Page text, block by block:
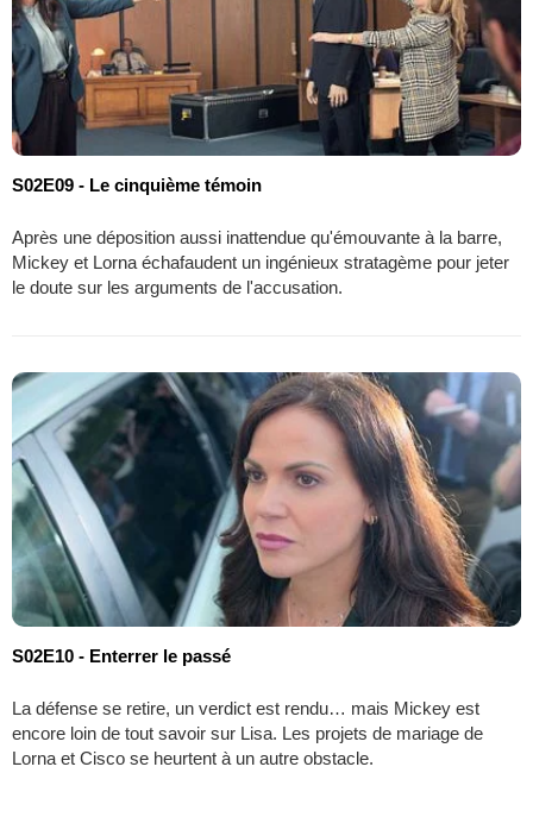
S02E09 - Le cinquième témoin
Après une déposition aussi inattendue qu'émouvante à la barre,
Mickey et Lorna échafaudent un ingénieux stratagème pour jeter
le doute sur les arguments de l'accusation.
S02E10 - Enterrer le passé
La défense se retire, un verdict est rendu… mais Mickey est
encore loin de tout savoir sur Lisa. Les projets de mariage de
Lorna et Cisco se heurtent à un autre obstacle.